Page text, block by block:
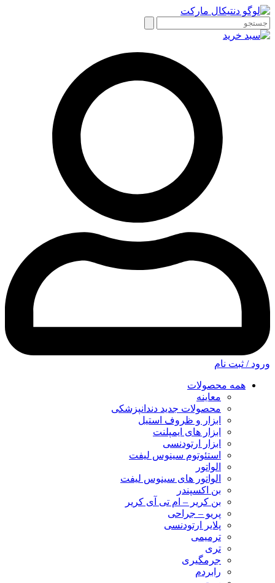
ورود / ثبت نام
همه محصولات
معاینه
محصولات جدید دندانپزشکی
ابزار و ظروف استیل
ابزار های ایمپلنت
ابزار ارتودنسی
استئوتوم سینوس لیفت
الواتور
الواتور های سینوس لیفت
بن اکسپندر
بن کریر – ام تی آی کریر
پریو – جراحی
پلایر ارتودنسی
ترمیمی
تری
جرمگیری
رابردم